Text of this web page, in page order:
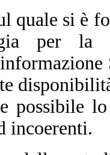
quale si è
per la
possibile
incoerenti.